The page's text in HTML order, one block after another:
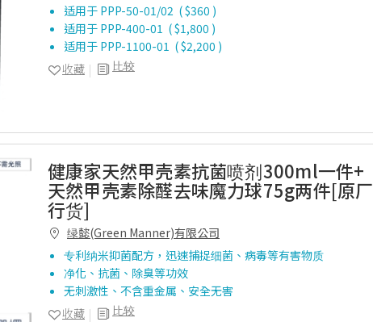
适用于 PPP-50-01/02 ( $360 )
适用于 PPP-400-01 ( $1,800 )
适用于 PPP-1100-01 ( $2,200 )
比较
收藏
健康家天然甲壳素抗菌喷剂300ml一件+
天然甲壳素除醛去味魔力球75g两件[原厂
行货]
绿懿(Green Manner)有限公司
专利纳米抑菌配方，迅速捕捉细菌、病毒等有害物质
净化、抗菌、除臭等功效
无刺激性、不含重金属、安全无害
比较
收藏